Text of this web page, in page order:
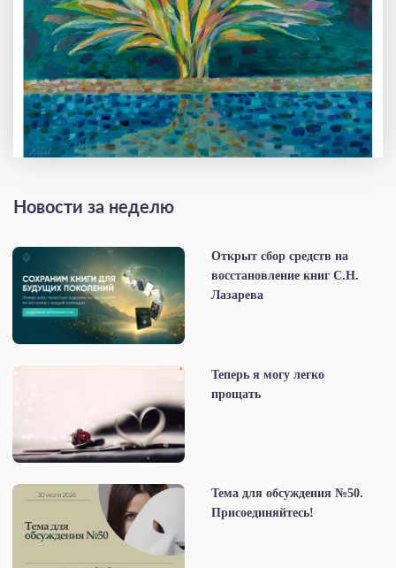
Новости за неделю
Открыт сбор средств на
восстановление книг С.Н.
Лазарева
Теперь я могу легко
прощать
Тема для обсуждения №50.
Присоединяйтесь!